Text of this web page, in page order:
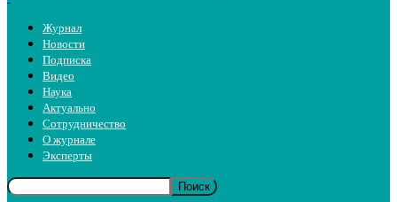
Журнал
Новости
Подписка
Видео
Наука
Актуально
Сотрудничество
О журнале
Эксперты